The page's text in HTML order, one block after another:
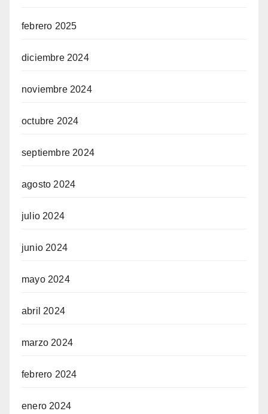
febrero 2025
diciembre 2024
noviembre 2024
octubre 2024
septiembre 2024
agosto 2024
julio 2024
junio 2024
mayo 2024
abril 2024
marzo 2024
febrero 2024
enero 2024